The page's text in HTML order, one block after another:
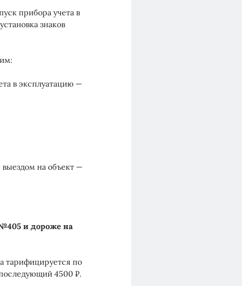
прибора учета в
знаков
в эксплуатацию —
на объект —
и дороже на
тарифицируется по
4500 ₽.